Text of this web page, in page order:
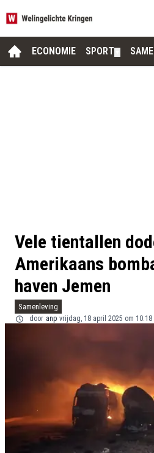
ECONOMIE SPORT
Vele tientallen
Amerikaans
haven Jemen
Samenleving
door anp vrijdag, 18 april 2025 om 10:18